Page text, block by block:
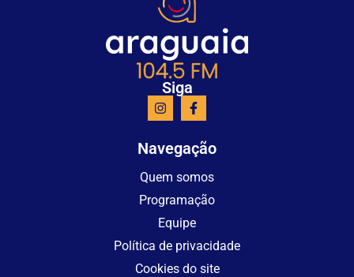
Siga
Navegação
Quem somos
Programação
Equipe
Política de privacidade
Cookies do site